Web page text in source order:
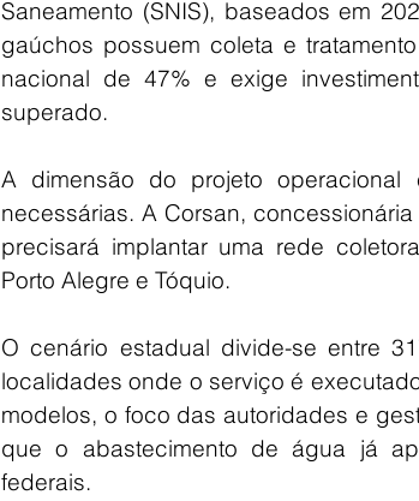
Saneamento (SNIS), baseados em
gaúchos possuem coleta e
nacional de 47% e exige
superado.
A dimensão do projeto
necessárias. A Corsan,
precisará implantar uma rede
Porto Alegre e Tóquio.
O cenário estadual divide-se entre
localidades onde o serviço é
modelos, o foco das autoridades e
que o abastecimento de água já
federais.